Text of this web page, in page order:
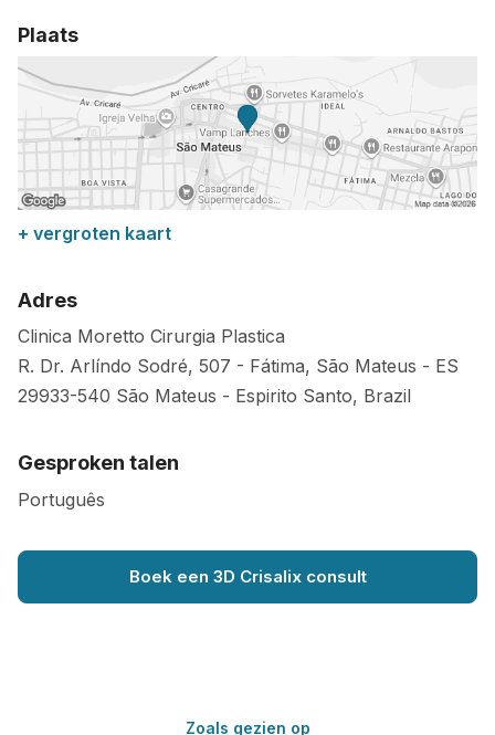
Plaats
+ vergroten kaart
Adres
Clinica Moretto Cirurgia Plastica
R. Dr. Arlíndo Sodré, 507 - Fátima, São Mateus - ES
29933-540 São Mateus - Espirito Santo, Brazil
Gesproken talen
Português
Boek een 3D Crisalix consult
Zoals gezien op